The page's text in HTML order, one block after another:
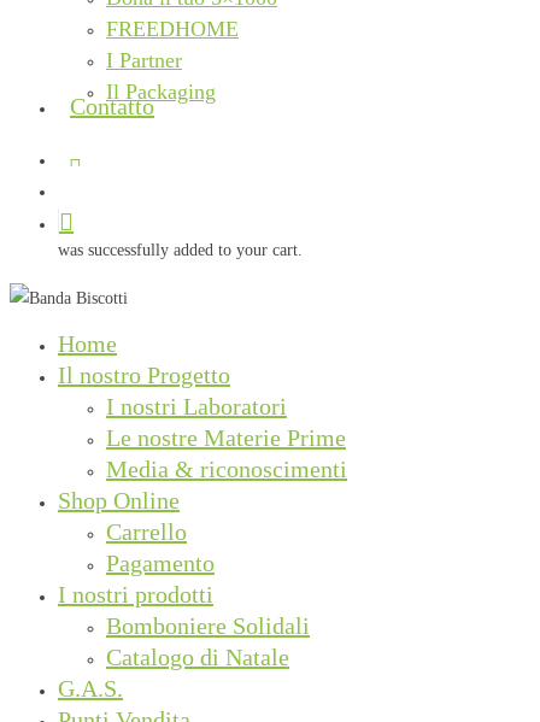
FREEDHOME
I Partner
Il Packaging
Contatto
facebook
was successfully added to your cart.
Home
Il nostro Progetto
I nostri Laboratori
Le nostre Materie Prime
Media & riconoscimenti
Shop Online
Carrello
Pagamento
I nostri prodotti
Bomboniere Solidali
Catalogo di Natale
G.A.S.